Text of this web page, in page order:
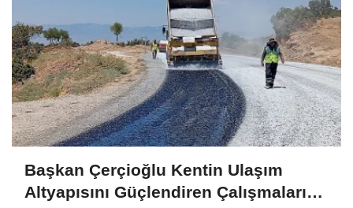
Başkan Çerçioğlu Kentin Ulaşım
Altyapısını Güçlendiren Çalışmalarına